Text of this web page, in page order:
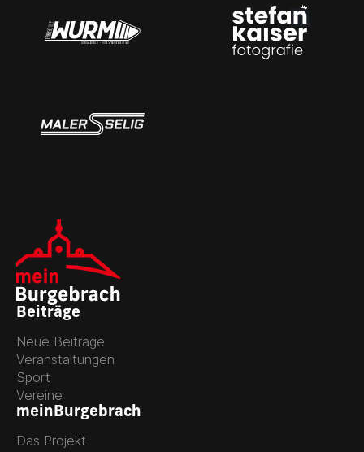
Beiträge
Neue Beiträge
Veranstaltungen
Sport
Vereine
meinBurgebrach
Das Projekt